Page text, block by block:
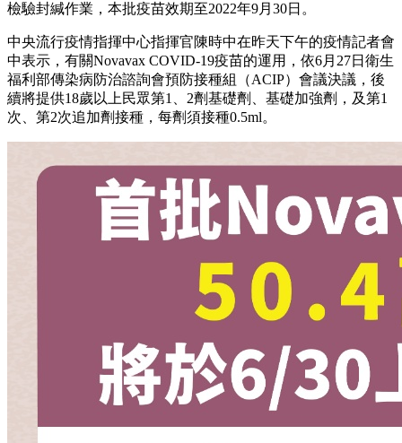
檢驗封緘作業，本批疫苗效期至2022年9月30日。
中央流行疫情指揮中心指揮官陳時中在昨天下午的疫情記者會
中表示，有關Novavax COVID-19疫苗的運用，依6月27日衛生
福利部傳染病防治諮詢會預防接種組（ACIP）會議決議，後
續將提供18歲以上民眾第1、2劑基礎劑、基礎加強劑，及第1
次、第2次追加劑接種，每劑須接種0.5ml。